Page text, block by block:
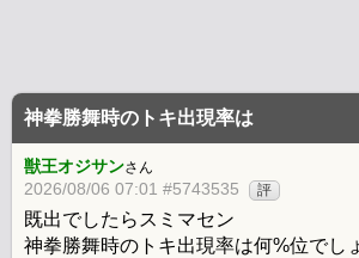
神拳勝舞時のトキ出現率は
獣王オジサンさん
2026/08/06 07:01 #5743535 評
既出でしたらスミマセン
神拳勝舞時のトキ出現率は何%位でし